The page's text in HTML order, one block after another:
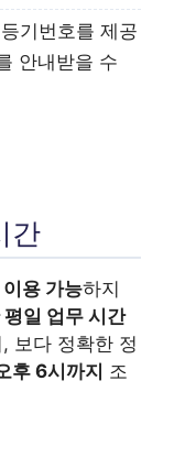
기번호를 제공
안내받을 수
간
용 가능하지
일 업무 시간
보다 정확한 정
후 6시까지 조